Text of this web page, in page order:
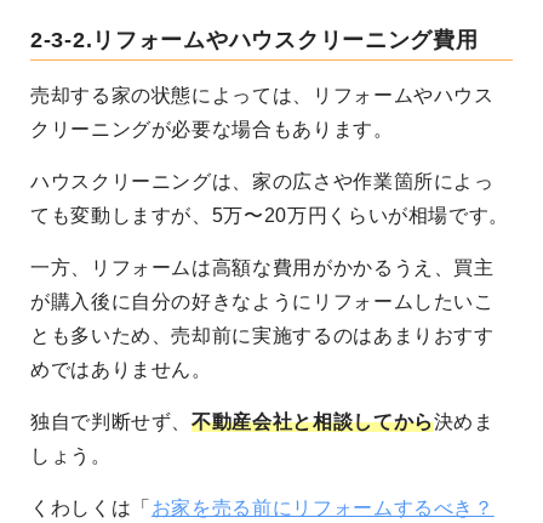
2-3-2.リフォームやハウスクリーニング費用
売却する家の状態によっては、リフォームやハウス
クリーニングが必要な場合もあります。
ハウスクリーニングは、家の広さや作業箇所によっ
ても変動しますが、5万〜20万円くらいが相場です。
一方、リフォームは高額な費用がかかるうえ、買主
が購入後に自分の好きなようにリフォームしたいこ
とも多いため、売却前に実施するのはあまりおすす
めではありません。
独自で判断せず、不動産会社と相談してから決めま
しょう。
くわしくは「 お家を売る前にリフォームするべき？